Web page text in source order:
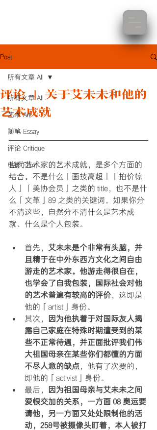
Post
所有文章 All
艺术 Art
随笔 Essay
评论 Critique
电影 Film
所有文章 All
评论 | 关于艾未未和他的
艺术成就
当代艺术家的艺术成就，是多个方面的
结合。不是什么「画技高超」「拍价惊
人」「美协会员」之类的 title，也不是什
么「文革」89 之类的关键词。如果你分
不清这些，自然分不清什么是艺术成
就、什么是个人包装。
首先， 艾未未是个非常有头脑，并
且精于在中外东西方文化之间自由
游走的艺术家。他游走得很自在，
也学会了自我包装，国际社会对他
的艺术普遍有较高的评价，这即是
他的「artist」身份。
其次，
因为他执着于对国际友人揭
露自己家庭在特殊时期遭受到的某
些不正常待遇，并正面批评我们伟
大祖国母亲在某些你们都懂的方面
不尽人意的缺点，他有了次要的，
即他的「activist」身份。
最后，
因为祖国母亲与艾未未之间
爱恨交加的关系，一方面 08 奥运要
请他，另一方面又处处限制他的活
动，258号被摄像头盯着，本人被打